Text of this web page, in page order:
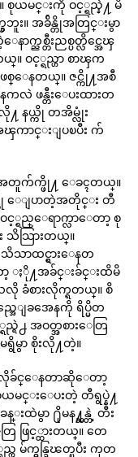
စုယမင္းကို ဝင့္ရည္နဲ႔ မိ
ဘူး။ အခ်ိန္တိုအတြင္းမွာ
ာက္ညစ္တီးညစ္ပတ္လိင္အေၾ
ဝင့္ရည္ဟာ စာၾက
စ္ေနတယ္။ ဇင္ကို႔အစီ
ကလဲ ဖန္တီးေပးထားတ
႔ နယ္ကို တအိမ္လုံး
ၾကာင္းျပၿပီး က်
ာအတူက်က္ဖို႔ ေခၚတယ္။
ကို ေျပာတဲ့အတိုင္း တီ
င့္ရည္ေရာက္လာေတာ့ စု
သိသြားတယ္။
ာထင္ရွားေနတ
ႏို႔အခ်င္းခ်င္းထိမိ
သလို ခံစားလိုက္ရတယ္။ စိ
ျခအေနကို ရိပ္မိတ
႕ အဝတ္အစားေတြ
ရွိမွာ စိုးလို႔တဲ့။
လိုခ်င္ေနတာဆိုေတာ့
ယမင္းေပးတဲ့ တီရွပ္နဲ႔
မွာ ႐ိုမန႔္ဆန္တဲ့ တီး
ဖြင့္ထားတယ္။ တေ
မ်က္မွန္ခြၽတ္ၿပီး ကုတ